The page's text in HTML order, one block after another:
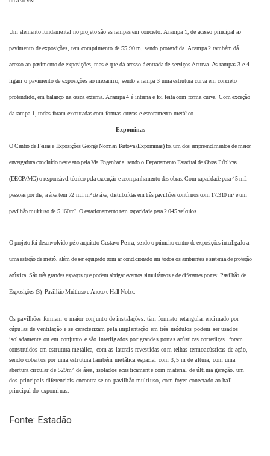
Um elemento fundamental no projeto são as rampas em concreto. A rampa 1, de acesso principal ao
pavimento de exposições, tem comprimento de 55,90 m, sendo protendida. A rampa 2 também dá
acesso ao pavimento de exposições, mas é que dá acesso à entrada de serviços é curva. As rampas 3 e 4
ligam o pavimento de exposições ao mezanino, sendo a rampa 3 uma estrutura curva em concreto
protendido, em balanço na casca externa. A rampa 4 é interna e foi feita com forma curva. Com exceção
da rampa 1, todas foram executadas com formas curvas e escoramento metálico.
Expominas
O Centro de Feiras e Exposições George Norman Kutova (Expominas) foi um dos empreendimentos de maior
envergadura concluído neste ano pela Via Engenharia, sendo o Departamento Estadual de Obras Públicas
(DEOP/MG) o responsável técnico pela execução e acompanhamento das obras. Com capacidade para 45 mil
pessoas por dia, a área tem 72 mil m² de área, distribuídas em três pavilhões contínuos com 17.310 m² e um
pavilhão multiuso de 5.160m². O estacionamento tem capacidade para 2.045 veículos.
O projeto foi desenvolvido pelo arquiteto Gustavo Penna, sendo o primeiro centro de exposições interligado a
uma estação de metrô, além de ser equipado com ar condicionado em todos os ambientes e sistema de proteção
acústica. São três grandes espaços que podem abrigar eventos simultâneos e de diferentes portes: Pavilhão de
Exposições (3), Pavilhão Multiuso e Anexo e Hall Nobre.
Os pavilhões formam o maior conjunto de instalações: têm formato retangular encimado por
cúpulas de ventilação e se caracterizam pela implantação em três módulos podem ser usados
isoladamente ou em conjunto e são interligados por grandes portas acústicas corrediças. foram
construídos em estrutura metálica, com as laterais revestidas com telhas termoacústicas de ação,
sendo cobertos por uma estrutura também metálica espacial com 3,5 m de altura, com uma
abertura circular de 529m² de área, isolados acusticamente com material de última geração. um
dos principais diferenciais encontra-se no pavilhão multiuso, com foyer conectado ao hall
principal do expominas.
Fonte: Estadão